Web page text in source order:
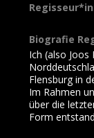
Biografie
Ich (also Joos
Flensburg in
Im Rahmen
über die
Form